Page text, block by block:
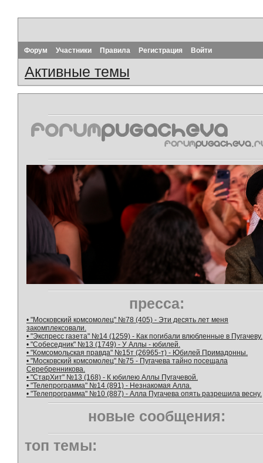
Форум Участники Правила Регистрация Войти
Активные темы
пресса:
• "Московский комсомолец" №78 (405) - Эти десять лет меня
закомплексовали.
• "Экспресс газета" №14 (1259) - Как погибали влюбленные в Пугачеву.
• "Собеседник" №13 (1749) - У Аллы - юбилей.
• "Комсомольская правда" №15т (26965-т) - Юбилей Примадонны.
• "Московский комсомолец" №75 - Пугачева тайно посещала
Серебренникова.
• "СтарХит" №13 (168) - К юбилею Аллы Пугачевой.
• "Телепрограмма" №14 (891) - Незнакомая Алла.
• "Телепрограмма" №10 (887) - Алла Пугачева опять разрешила весну.
новые сообщения:
топ темы: